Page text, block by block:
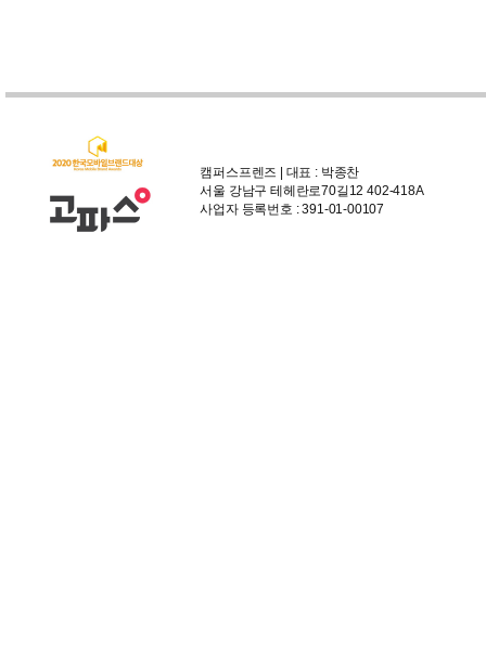
캠퍼스프렌즈 | 대표 : 박종찬
서울 강남구 테헤란로70길12 402-418A
사업자 등록번호 : 391-01-00107